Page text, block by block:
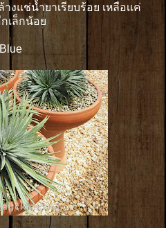
งแช่น้ำยาเรียบร้อย เหลือเเค่
เล็กน้อย